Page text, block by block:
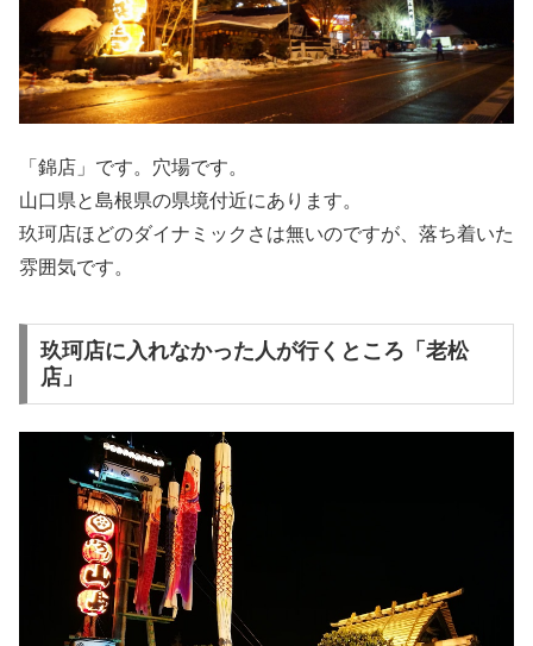
「錦店」です。穴場です。
山口県と島根県の県境付近にあります。
玖珂店ほどのダイナミックさは無いのですが、落ち着いた
雰囲気です。
玖珂店に入れなかった人が行くところ「老松
店」